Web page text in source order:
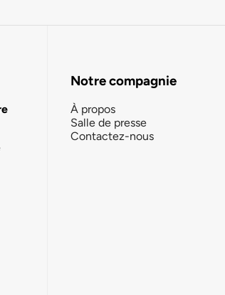
Notre compagnie
À propos
Salle de presse
Contactez-nous